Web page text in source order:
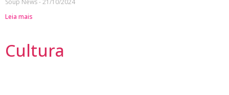
Soup News 21/10/2024
Leia mais
Cultura